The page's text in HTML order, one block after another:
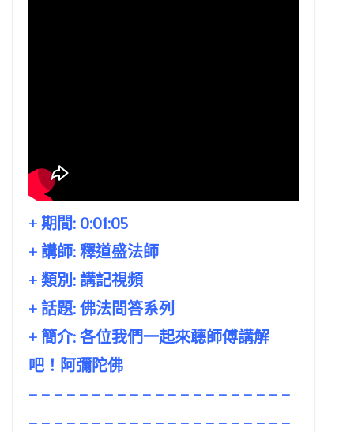
+ 期間: 0:01:05
+ 講師: 釋道盛法師
+ 類別: 講記視頻
+ 話題: 佛法問答系列
+ 簡介: 各位我們一起來聼師傅講解
吧！阿彌陀佛
– – – – – – – – – – – – – – – – – – – – –
– – – – – – – – – – – – – – – – – – – – –